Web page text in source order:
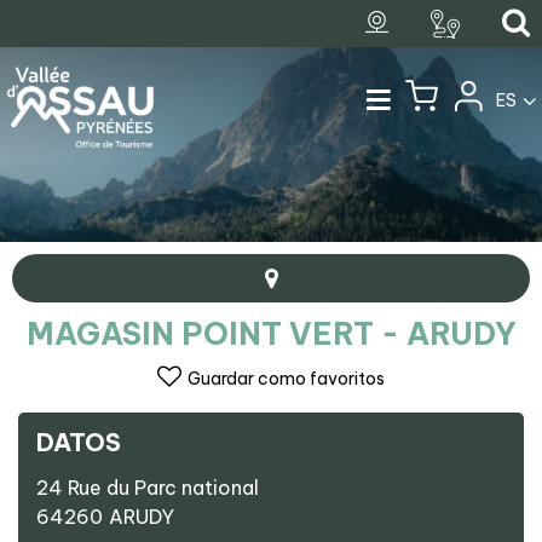
ES
MAGASIN POINT VERT - ARUDY
Guardar como favoritos
DATOS
24 Rue du Parc national
64260 ARUDY
Magasin Point vert - Arudy
−